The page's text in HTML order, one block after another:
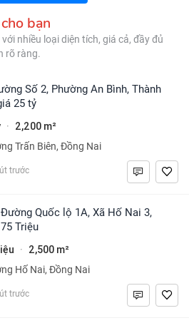
bạn
nhiều loại diện tích, giá cả, đầy đủ
rõ ràng.
25 tỷ
· 2,200 m²
Trấn Biên, Đồng Nai
trước
Triệu
· 2,500 m²
Hố Nai, Đồng Nai
trước